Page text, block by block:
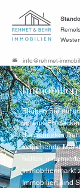
Remels
info@rehmet-
Bleiben Sie mit
voraus.
die neuesten
tiefgehende
helfen,
Immobilienmarkt
Immobilien sind